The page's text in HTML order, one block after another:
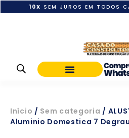
10X SEM JUROS EM TODOS
Início / Sem categoria /
Aluminio Domestica 7